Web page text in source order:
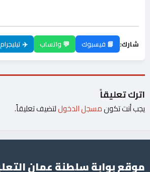
شارك: 📘 فيسبوك 💬 واتساب ✈️ تيليجرام
اترك تعليقاً
يجب أنت تكونمسجل الدخوللتضيف تعليقاً.
موقع بوابة سلطنة عمان